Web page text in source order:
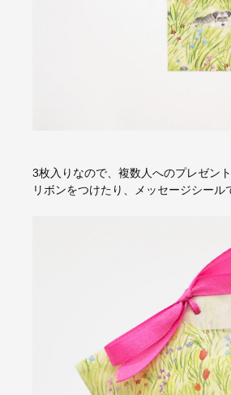
3枚入りなので、複数人へのプレゼン
リボンをつけたり、メッセージシー